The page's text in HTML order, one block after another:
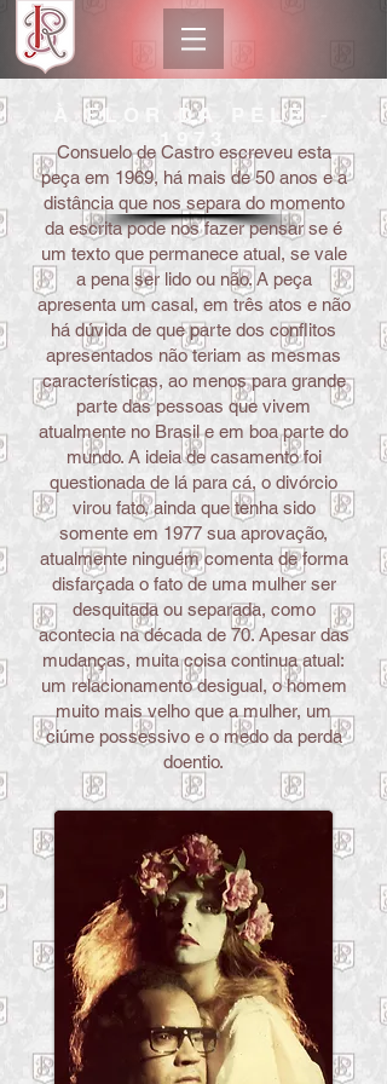
À FLOR DA PELE -
1973
VOLTAR PARA
DIREÇÕES
Consuelo de Castro escreveu esta
peça em 1969, há mais de 50 anos e a
distância que nos separa do momento
da escrita pode nos fazer pensar se é
um texto que permanece atual, se vale
a pena ser lido ou não. A peça
apresenta um casal, em três atos e não
há dúvida de que parte dos conflitos
apresentados não teriam as mesmas
características, ao menos para grande
parte das pessoas que vivem
atualmente no Brasil e em boa parte do
mundo. A ideia de casamento foi
questionada de lá para cá, o divórcio
virou fato, ainda que tenha sido
somente em 1977 sua aprovação,
atualmente ninguém comenta de forma
disfarçada o fato de uma mulher ser
desquitada ou separada, como
acontecia na década de 70. Apesar das
mudanças, muita coisa continua atual:
um relacionamento desigual, o homem
muito mais velho que a mulher, um
ciúme possessivo e o medo da perda
doentio.